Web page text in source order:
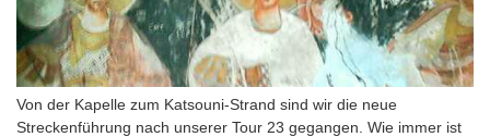
Von der Kapelle zum Katsouni-Strand sind wir die neue
Streckenführung nach unserer Tour 23 gegangen. Wie immer ist